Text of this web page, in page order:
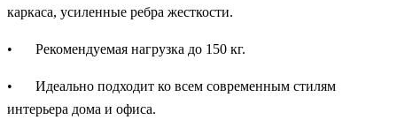
каркаса, усиленные ребра жесткости.
• Рекомендуемая нагрузка до 150 кг.
•
Идеально подходит ко всем современным стилям
интерьера дома и офиса.